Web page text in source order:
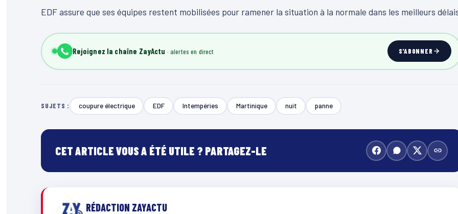
EDF assure que ses équipes restent mobilisées pour ramener la situation à la normale dans les meilleurs
Rejoignez la chaîne ZayActu S'ABONNER
SUJETS : coupure électrique EDF Intempéries Martinique nuit panne
CET ARTICLE VOUS A ÉTÉ UTILE ? PARTAGEZ-LE
RÉDACTION ZAYACTU